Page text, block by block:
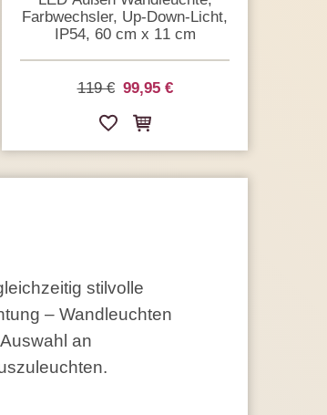
Farbwechsler, Up-Down-Licht,
IP54, 60 cm x 11 cm
119 € 99,95 €
stilvolle
– Wandleuchten
an